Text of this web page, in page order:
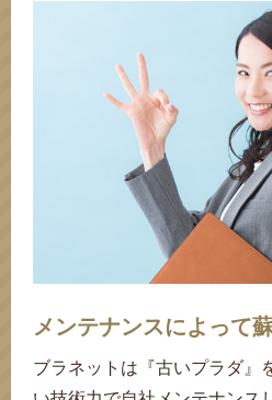
買取価格
詳しく
底芯の折れ曲がり 型崩れ
買取価格
詳しく
裏地の汚れ ステッチのほつれ
買取価格
詳しく
接着剤のシミだし 金具の錆つき
買取価格
詳しく
金具のサビ 底面のシミ
買取価格
詳しく
角スレ 擦れキズ
買取価格
詳しく
白カビ 金具のくすみ
買取価格
詳しく
ひび割れ 変色
買取価格
詳しく
接着剤のシミ プレートの小傷
買取価格
詳しく
口前の汚れ 接着剤の染みだし
買取価格
詳しく
錆つき 角スレ
買取価格
詳しく
ハンドルのあたり プレートのキズ
買取価格
詳しく
裏地のカビ汚れ 混在臭
買取価格
詳しく
口前の汚れ 変色
買取価格
詳しく
白カビ 金具のサビ
買取価格
詳しく
変色 カビ汚れ
買取価格
詳しく
汚れ 薄汚れ
買取価格
詳しく
小傷 錆びつき
買取価格
詳しく
白カビ 染みヨゴレ
買取価格
詳しく
生地汚れ 白カビ
買取価格
詳しく
コバのひび割れ 生地破れ
買取価格
詳しく
カビ汚れ 金具の錆付き
買取価格
詳しく
変色 汚れ
買取価格
詳しく
白カビ 底汚れ
買取価格
詳しく
裏地のカビ汚れ 金具の錆
買取価格
詳しく
外装のカビ汚れ 金具の腐食
買取価格
詳しく
裏地の劣化 錆びつき
買取価格
詳しく
カビ臭 カビ汚れ
買取価格
詳しく
芯地の歪み メッキ剥がれ
買取価格
詳しく
白カビ 型崩れ
買取価格
詳しく
型崩れ 毛羽立ち
買取価格
詳しく
ハンドル部分の汚れ 型崩れ
買取価格
詳しく
カビ汚れ レザーのしわ
買取価格
詳しく
色あせ 金具の塗装剥がれ
買取価格
詳しく
染みよごれ プレートのサビ
買取価格
詳しく
ほつれ 黒ずみ
買取価格
詳しく
生地汚れ 接着剤の染み出し
買取価格
詳しく
底面の汚れ 黒ずみ汚れ
買取価格
詳しく
革表面のひび割れ 金具のくすみ
買取価格
詳しく
型崩れ 白カビ汚れ
買取価格
詳しく
色褪せ変色 角スレ
買取価格
詳しく
チェーン金具のくす
ファスナー金具の錆
付き
買取価格
詳しく
黒ずみ汚れ 保管時の折グセ
買取価格
詳しく
底面の黒ずみ汚れ ステッチほつれ
買取価格
詳しく
ナイロンのシワ パイピングの汚れ
買取価格
詳しく
染み汚れ 接着剤の染みだし
買取価格
詳しく見
生地全体の汚れ シミ汚れ
買取価格
詳しく
フラップコバ面の劣
レザー表面のひっか
き傷
買取価格
詳しく
持ち手のカビ汚れ 底の白カビ
買取価格
詳しく
外装の変色 底のシミ汚れ
買取価格
詳しく
金具の破損 ひび割れ
メンテナンスによって
ブラネットは『古いプラダ』